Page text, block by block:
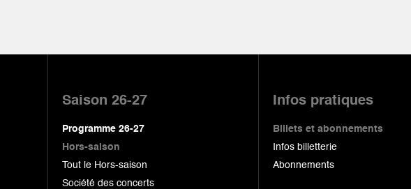
Saison 26-27
Programme 26-27
Hors-saison
Tout le Hors-saison
Société des concerts
Infos pratiques
Billets et abonnements
Infos billetterie
Abonnements